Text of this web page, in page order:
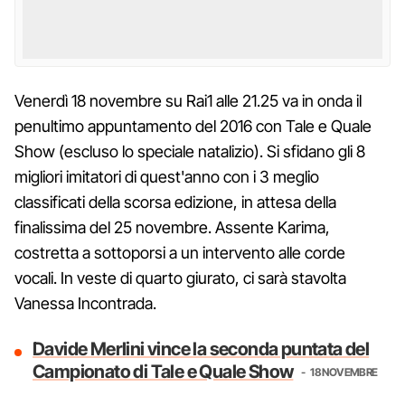
Venerdì 18 novembre su Rai1 alle 21.25 va in onda il
penultimo appuntamento del 2016 con Tale e Quale
Show (escluso lo speciale natalizio). Si sfidano gli 8
migliori imitatori di quest'anno con i 3 meglio
classificati della scorsa edizione, in attesa della
finalissima del 25 novembre. Assente Karima,
costretta a sottoporsi a un intervento alle corde
vocali. In veste di quarto giurato, ci sarà stavolta
Vanessa Incontrada.
Davide Merlini vince la seconda puntata del
Campionato di Tale e Quale Show
18 NOVEMBRE